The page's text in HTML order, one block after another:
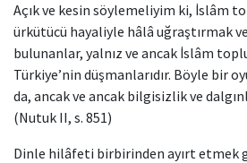
Açık ve kesin söylemeliyim ki, İslâm
ürkütücü hayaliyle hâlâ uğraştırmak
bulunanlar, yalnız ve ancak İslâm
Türkiye’nin düşmanlarıdır. Böyle bir
da, ancak ve ancak bilgisizlik ve
(Nutuk II, s. 851)
Dinle hilâfeti birbirinden ayırt etmek